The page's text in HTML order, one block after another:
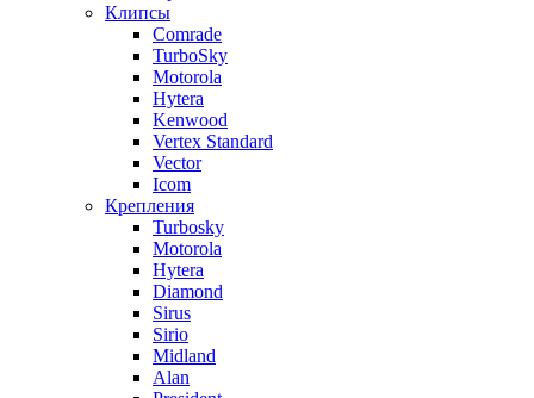
Клипсы
Comrade
TurboSky
Motorola
Hytera
Kenwood
Vertex Standard
Vector
Icom
Крепления
Turbosky
Motorola
Hytera
Diamond
Sirus
Sirio
Midland
Alan